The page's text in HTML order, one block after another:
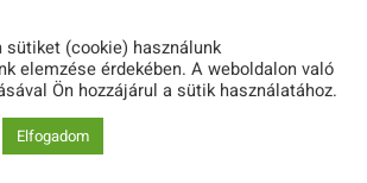
roll-up kiállítás is, amely 33 történeti
Mária és Sárossy Péter előadók
vizsgálták, majd csoportos
a majki helyszín– megőrzésére,
sütiket (cookie) használunk
elemzése érdekében. A weboldalon való
Ön hozzájárul a sütik használatához.
Elfogadom